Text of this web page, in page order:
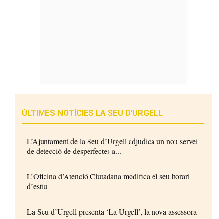
ÚLTIMES NOTÍCIES LA SEU D'URGELL
L’Ajuntament de la Seu d’Urgell adjudica un nou servei
de detecció de desperfectes a...
L’Oficina d’Atenció Ciutadana modifica el seu horari
d’estiu
La Seu d’Urgell presenta ‘La Urgell’, la nova assessora